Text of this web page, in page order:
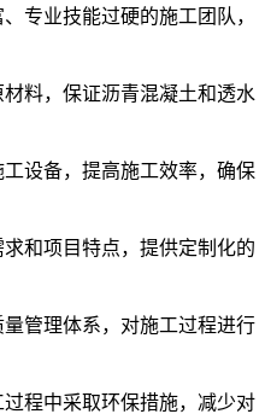
专业技能过硬的施工团队，
料，保证沥青混凝土和透水
设备，提高施工效率，确保
和项目特点，提供定制化的
管理体系，对施工过程进行
程中采取环保措施，减少对